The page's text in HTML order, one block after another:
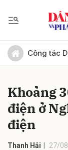
Công tác
Khoảng
điện ở
điện
Thanh Hải 27/
Gửi bình luận